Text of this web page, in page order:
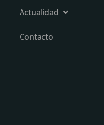
Actualidad
Contacto